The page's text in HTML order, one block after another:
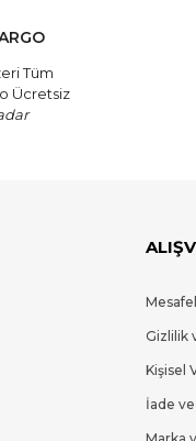
Tüm
Ücretsiz
Gizlilik
Kişisel
İade